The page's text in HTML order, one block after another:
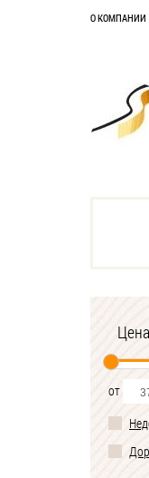
О КОМПАНИИ
от